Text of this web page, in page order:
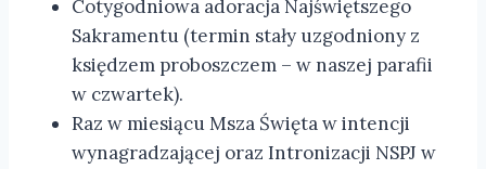
Cotygodniowa adoracja Najświętszego
Sakramentu (termin stały uzgodniony z
księdzem proboszczem – w naszej parafii
w czwartek).
Raz w miesiącu Msza Święta w intencji
wynagradzającej oraz Intronizacji NSPJ w